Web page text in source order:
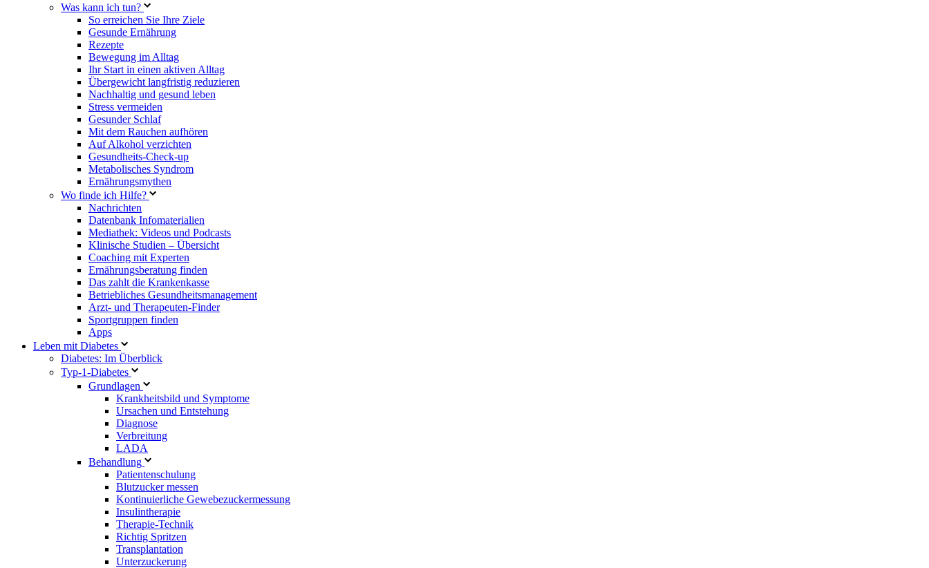
Was kann ich tun?
So erreichen Sie Ihre Ziele
Gesunde Ernährung
Rezepte
Bewegung im Alltag
Ihr Start in einen aktiven Alltag
Übergewicht langfristig reduzieren
Nachhaltig und gesund leben
Stress vermeiden
Gesunder Schlaf
Mit dem Rauchen aufhören
Auf Alkohol verzichten
Gesundheits-Check-up
Metabolisches Syndrom
Ernährungsmythen
Wo finde ich Hilfe?
Nachrichten
Datenbank Infomaterialien
Mediathek: Videos und Podcasts
Klinische Studien – Übersicht
Coaching mit Experten
Ernährungsberatung finden
Das zahlt die Krankenkasse
Betriebliches Gesundheitsmanagement
Arzt- und Therapeuten-Finder
Sportgruppen finden
Apps
Leben mit Diabetes
Diabetes: Im Überblick
Typ-1-Diabetes
Grundlagen
Krankheitsbild und Symptome
Ursachen und Entstehung
Diagnose
Verbreitung
LADA
Behandlung
Patientenschulung
Blutzucker messen
Kontinuierliche Gewebezuckermessung
Insulintherapie
Therapie-Technik
Richtig Spritzen
Transplantation
Unterzuckerung